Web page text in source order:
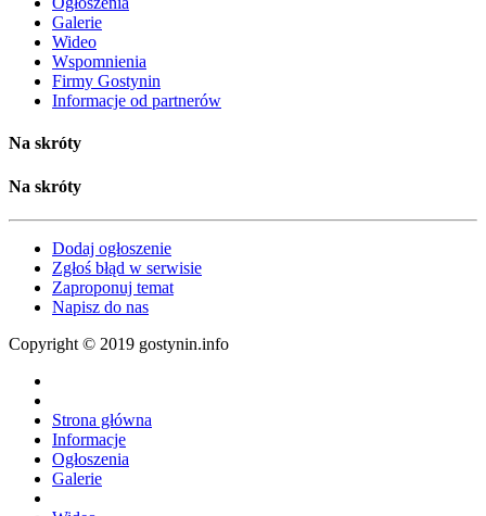
Galerie
Wideo
Wspomnienia
Firmy Gostynin
Informacje od partnerów
Na skróty
Na skróty
Dodaj ogłoszenie
Zgłoś błąd w serwisie
Zaproponuj temat
Napisz do nas
Copyright © 2019 gostynin.info
Strona główna
Informacje
Ogłoszenia
Galerie